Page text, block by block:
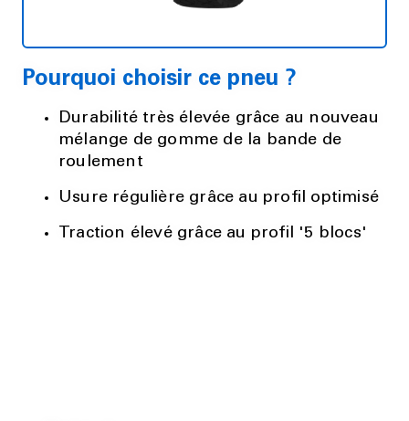
Pourquoi choisir ce pneu ?
Durabilité très élevée grâce au nouveau
mélange de gomme de la bande de
roulement
Usure régulière grâce au profil optimisé
Traction élevé grâce au profil '5 blocs'